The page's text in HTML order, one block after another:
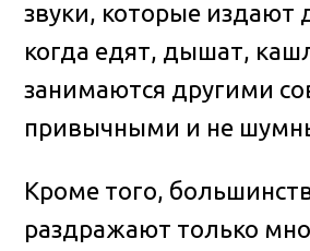
звуки, которые издают
когда едят, дышат,
занимаются другими
привычными и не
Кроме того,
раздражают только